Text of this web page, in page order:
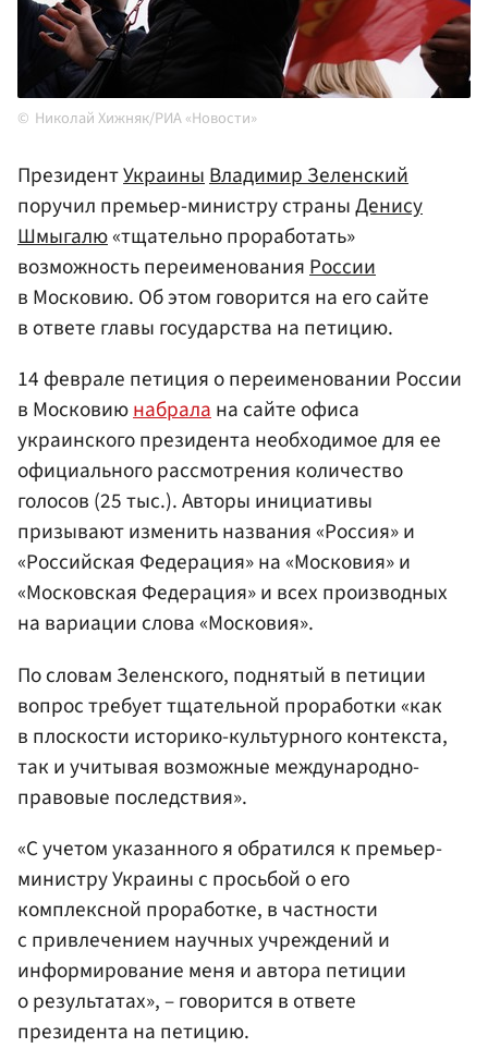
Николай Хижняк/РИА «Новости»
ПрезидентУкраиныВладимир Зеленский
поручил премьер-министру страныДенису
Шмыгалю«тщательно проработать»
возможность переименованияРоссии
в Московию. Об этом говорится на его сайте
в ответе главы государства на петицию.
14 феврале петиция о переименовании России
в Московиюнабралана сайте офиса
украинского президента необходимое для ее
официального рассмотрения количество
голосов (25 тыс.). Авторы инициативы
призывают изменить названия «Россия» и
«Российская Федерация» на «Московия» и
«Московская Федерация» и всех производных
на вариации слова «Московия».
По словам Зеленского, поднятый в петиции
вопрос требует тщательной проработки «как
в плоскости историко-культурного контекста,
так и учитывая возможные международно-
правовые последствия».
«С учетом указанного я обратился к премьер-
министру Украины с просьбой о его
комплексной проработке, в частности
с привлечением научных учреждений и
информирование меня и автора петиции
о результатах», – говорится в ответе
президента на петицию.